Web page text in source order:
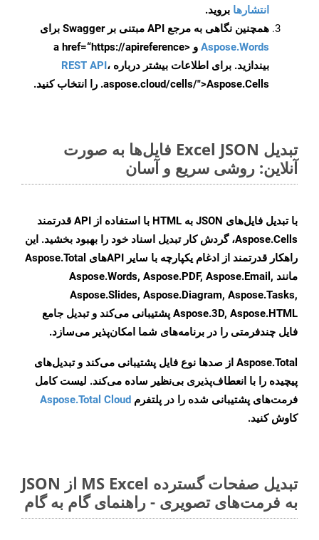
انتشارها بروید.
همچنین نگاهی به مرجع API مبتنی بر Swagger برای
Aspose.Words
و <a href=“https://apireference
بیندازید. برای اطلاعات بیشتر درباره REST API،
.aspose.cloud/cells/">Aspose.Cells را انتخاب کنید.
تبدیل Excel JSON فایل‌ها به صورت
آنلاین: روشی سریع و آسان
با تبدیل فایل‌های JSON به HTML با استفاده از API قدرتمند
Aspose.Cells، گردش کار تبدیل اسناد خود را بهبود بخشید. این
راهکار قدرتمند از ادغام یکپارچه با سایر APIهای Aspose.Total
مانند Aspose.Words, Aspose.PDF, Aspose.Email,
Aspose.Slides, Aspose.Diagram, Aspose.Tasks,
Aspose.3D, Aspose.HTML پشتیبانی می‌کند و تبدیل جامع
فایل چندفرمتی را در برنامه‌های شما امکان‌پذیر می‌سازد.
Aspose.Total از صدها نوع فایل پشتیبانی می‌کند و تبدیل‌های
پیچیده را با انعطاف‌پذیری بی‌نظیر ساده می‌کند. لیست کامل
فرمت‌های پشتیبانی شده را در پلتفرم Aspose.Total Cloud
کاوش کنید.
تبدیل صفحات گسترده MS Excel از JSON
به فرمت‌های تصویری - راهنمای گام به گام